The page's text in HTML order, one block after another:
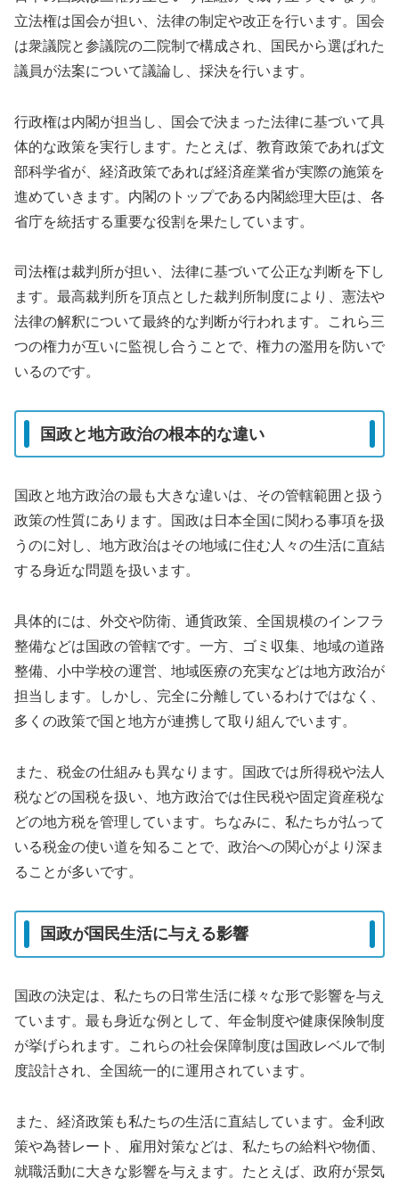
立法権は国会が担い、法律の制定や改正を行います。国会
は衆議院と参議院の二院制で構成され、国民から選ばれた
議員が法案について議論し、採決を行います。
行政権は内閣が担当し、国会で決まった法律に基づいて具
体的な政策を実行します。たとえば、教育政策であれば文
部科学省が、経済政策であれば経済産業省が実際の施策を
進めていきます。内閣のトップである内閣総理大臣は、各
省庁を統括する重要な役割を果たしています。
司法権は裁判所が担い、法律に基づいて公正な判断を下し
ます。最高裁判所を頂点とした裁判所制度により、憲法や
法律の解釈について最終的な判断が行われます。これら三
つの権力が互いに監視し合うことで、権力の濫用を防いで
いるのです。
国政と地方政治の根本的な違い
国政と地方政治の最も大きな違いは、その管轄範囲と扱う
政策の性質にあります。国政は日本全国に関わる事項を扱
うのに対し、地方政治はその地域に住む人々の生活に直結
する身近な問題を扱います。
具体的には、外交や防衛、通貨政策、全国規模のインフラ
整備などは国政の管轄です。一方、ゴミ収集、地域の道路
整備、小中学校の運営、地域医療の充実などは地方政治が
担当します。しかし、完全に分離しているわけではなく、
多くの政策で国と地方が連携して取り組んでいます。
また、税金の仕組みも異なります。国政では所得税や法人
税などの国税を扱い、地方政治では住民税や固定資産税な
どの地方税を管理しています。ちなみに、私たちが払って
いる税金の使い道を知ることで、政治への関心がより深ま
ることが多いです。
国政が国民生活に与える影響
国政の決定は、私たちの日常生活に様々な形で影響を与え
ています。最も身近な例として、年金制度や健康保険制度
が挙げられます。これらの社会保障制度は国政レベルで制
度設計され、全国統一的に運用されています。
また、経済政策も私たちの生活に直結しています。金利政
策や為替レート、雇用対策などは、私たちの給料や物価、
就職活動に大きな影響を与えます。たとえば、政府が景気